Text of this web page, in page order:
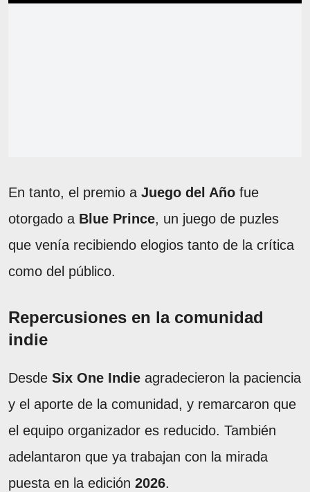
En tanto, el premio a Juego del Año fue
otorgado a Blue Prince, un juego de puzles
que venía recibiendo elogios tanto de la crítica
como del público.
Repercusiones en la comunidad
indie
Desde Six One Indie agradecieron la paciencia
y el aporte de la comunidad, y remarcaron que
el equipo organizador es reducido. También
adelantaron que ya trabajan con la mirada
puesta en la edición 2026.